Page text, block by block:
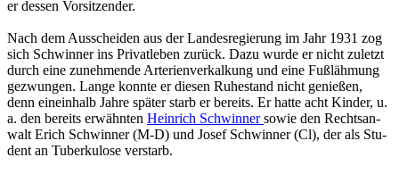
er des­sen Vor­sit­zen­der.
Nach dem Aus­schei­den aus der Lan­des­re­gie­rung im Jahr 1931 zog
sich Schwin­ner ins Pri­vat­le­ben zu­rück. Dazu wurde er nicht zu­letzt
durch eine zu­neh­men­de Ar­te­ri­en­ver­kal­kung und eine Fu­ßläh­mung
ge­zwun­gen. Lange konn­te er die­sen Ru­he­stand nicht ge­nie­ßen,
denn ein­ein­halb Jahre spä­ter starb er be­reits. Er hatte acht Kin­der, u.
a. den be­reits er­wähn­ten Hein­rich Schwin­nersowie den Rechts­an­
walt Erich Schwin­ner (M-D) und Josef Schwin­ner (Cl), der als Stu­
dent an Tu­ber­ku­lo­se ver­starb.